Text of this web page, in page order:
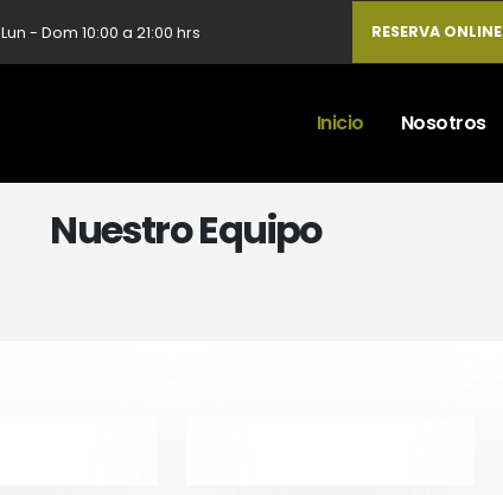
Lun - Dom 10:00 a 21:00 hrs RESERVA ONLINE
Inicio Nosotros
Nuestro Equipo